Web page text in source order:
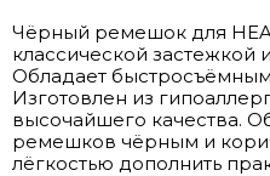
Чёрный ремешок для
классической
Обладает
Изготовлен из
высочайшего качества.
ремешков чёрным и
лёгкостью дополнить